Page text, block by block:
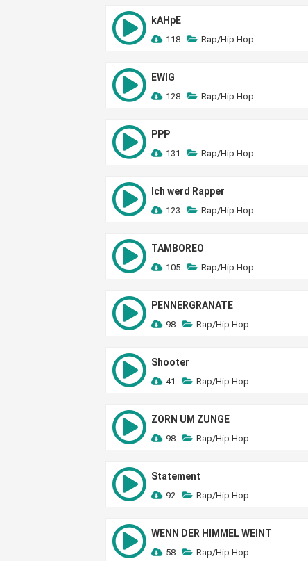
kAHpE
118 Rap/Hip Hop
EWIG
128 Rap/Hip Hop
PPP
131 Rap/Hip Hop
Ich werd Rapper
123 Rap/Hip Hop
TAMBOREO
105 Rap/Hip Hop
PENNERGRANATE
98 Rap/Hip Hop
Shooter
41 Rap/Hip Hop
ZORN UM ZUNGE
98 Rap/Hip Hop
Statement
92 Rap/Hip Hop
WENN DER HIMMEL WEINT
58 Rap/Hip Hop